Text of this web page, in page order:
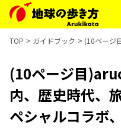
TOP ガイドブック (10ページ
(10ページ目
内、歴史時代、
ペシャルコラボ